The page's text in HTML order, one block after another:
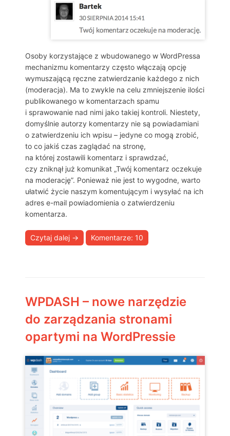
Osoby korzystające z wbudowanego w WordPressa
mechanizmu komentarzy często włączają opcję
wymuszającą ręczne zatwierdzanie każdego z nich
(moderacja). Ma to zwykle na celu zmniejszenie ilości
publikowanego w komentarzach spamu
i sprawowanie nad nimi jako takiej kontroli. Niestety,
domyślnie autorzy komentarzy nie są powiadamiani
o zatwierdzeniu ich wpisu – jedyne co mogą zrobić,
to co jakiś czas zaglądać na stronę,
na której zostawili komentarz i sprawdzać,
czy zniknął już komunikat „Twój komentarz oczekuje
na moderację”. Ponieważ nie jest to wygodne, warto
ułatwić życie naszym komentującym i wysyłać na ich
adres e-mail powiadomienia o zatwierdzeniu
komentarza.
Czytaj dalej → Komentarze: 10
WPDASH – nowe narzędzie
do zarządzania stronami
opartymi na WordPressie